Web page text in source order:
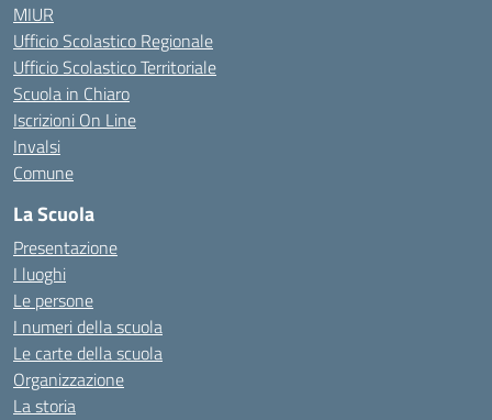
MIUR
Ufficio Scolastico Regionale
Ufficio Scolastico Territoriale
Scuola in Chiaro
Iscrizioni On Line
Invalsi
Comune
La Scuola
Presentazione
I luoghi
Le persone
I numeri della scuola
Le carte della scuola
Organizzazione
La storia